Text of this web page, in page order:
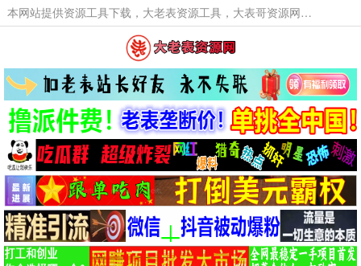
本网站提供资源工具下载，大老表资源工具，大表哥资源网软件工具，大老表资源下载，活动线报福利资源分享,活动线报，大型网游经典游戏，网络热门技术游戏辅助交流与分享。